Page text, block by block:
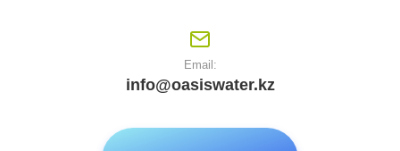
Email:
info@oasiswater.kz